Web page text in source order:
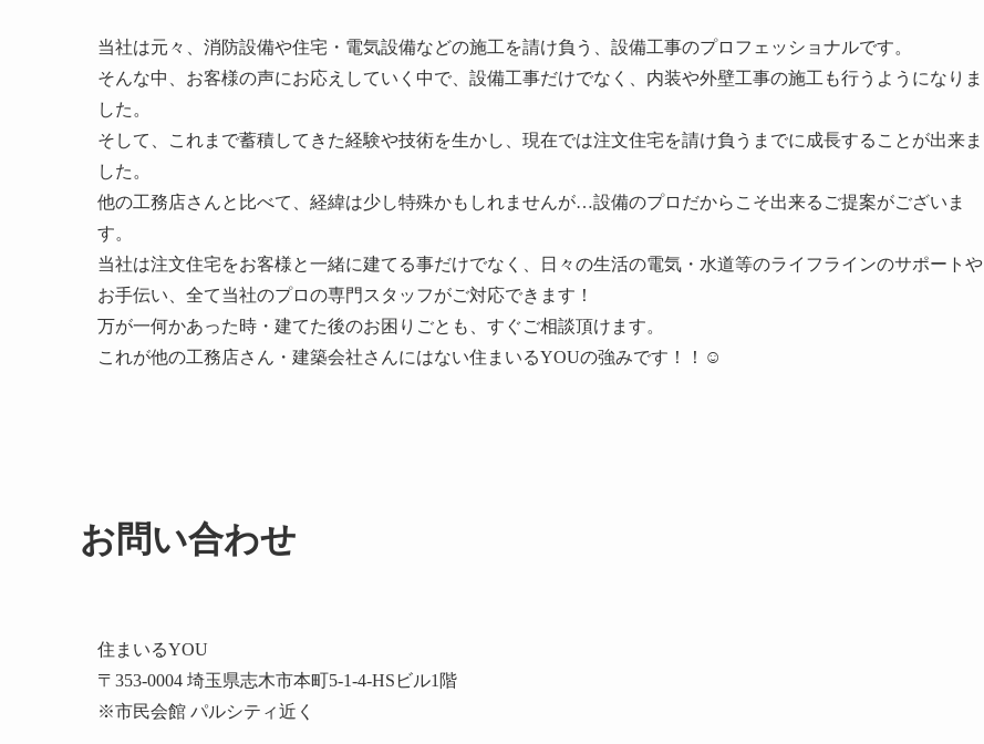
当社は元々、消防設備や住宅・電気設備などの施工を請け負う、設備工事のプロフェッショナルです。
そんな中、お客様の声にお応えしていく中で、設備工事だけでなく、内装や外壁工事の施工も行うようになりま
した。
そして、これまで蓄積してきた経験や技術を生かし、現在では注文住宅を請け負うまでに成長することが出来ま
した。
他の工務店さんと比べて、経緯は少し特殊かもしれませんが…設備のプロだからこそ出来るご提案がございま
す。
当社は注文住宅をお客様と一緒に建てる事だけでなく、日々の生活の電気・水道等のライフラインのサポートや
お手伝い、全て当社のプロの専門スタッフがご対応できます！
万が一何かあった時・建てた後のお困りごとも、すぐご相談頂けます。
これが他の工務店さん・建築会社さんにはない住まいるYOUの強みです！！☺
お問い合わせ
住まいるYOU
〒353-0004 埼玉県志木市本町5-1-4-HSビル1階
※市民会館 パルシティ近く